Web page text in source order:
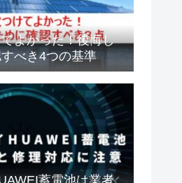
よかった！後悔し
べき4つの基準